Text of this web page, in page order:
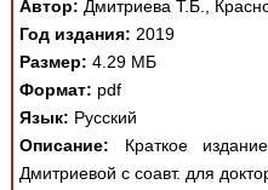
Автор: Дмитриева Т.Б.,
Год издания: 2019
Размер: 4.29 МБ
Формат: pdf
Язык: Русский
Описание: Краткое
Дмитриевой с соавт. для